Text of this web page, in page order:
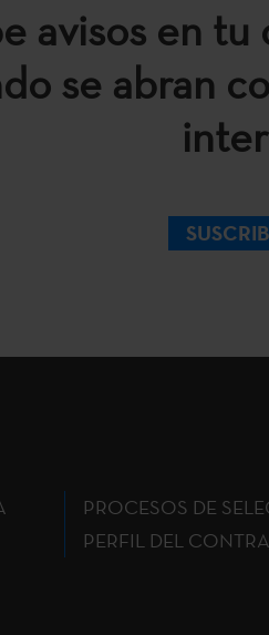
avisos en
se abran
PROCESOS DE
PERFIL DEL